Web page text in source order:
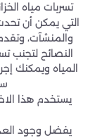
تسربات مياه
التي يمكن أن
والمنشآت،
النصائح لتجنب
المياه ويمكنك
يستخدم هذا
يفضل وجود